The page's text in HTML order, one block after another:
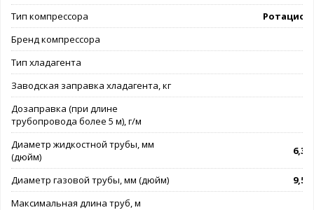
Тип компрессора
Бренд компрессора
Тип хладагента
Заводская заправка хладагента, кг
Дозаправка (при длине
трубопровода более 5 м), г/м
Диаметр жидкостной трубы, мм
(дюйм)
6,35
Диаметр газовой трубы, мм (дюйм)
9,52
Максимальная длина труб, м